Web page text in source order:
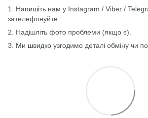
1. Напишіть нам у Instagram / Viber /
зателефонуйте.
2. Надішліть фото проблеми (якщо є).
3. Ми швидко узгодимо деталі обміну чи